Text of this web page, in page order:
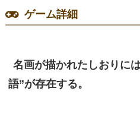
ゲーム詳細
名画が描かれたしおりに
語”が存在する。